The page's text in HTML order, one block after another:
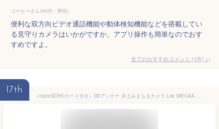
コーヒーさん(40代・男性)
便利な双方向ビデオ通話機能や動体検知機能などを搭載してい
る見守りカメラはいかがですか。アプリ操作も簡単なのでおす
すめですよ。
全てのおすすめコメント (1件) >
17th
（microSDHCカード付き）DXアンテナ 卓上みまもるカメラ Lite WECAA1 見守りカメラ ＆ microSDHCカード32GBセット 省スペース 遠隔操作 家庭用 赤ちゃん ペット 子供 高齢者 高画質 小型 防犯 室内 ワイヤレス IPカメラ Wi-Fi 録画対応 高性能（ラッピング不可）（.QL）